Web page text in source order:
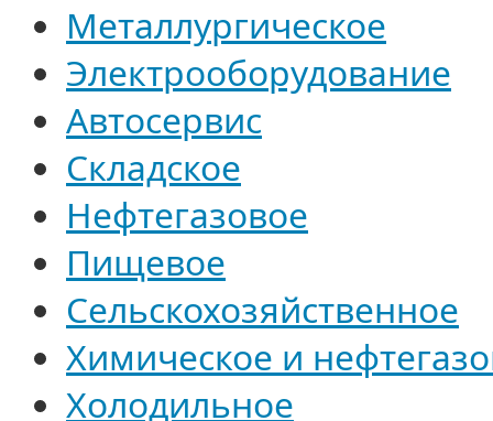
Металлургическое
Электрооборудование
Автосервис
Складское
Нефтегазовое
Пищевое
Сельскохозяйственное
Химическое и
Холодильное